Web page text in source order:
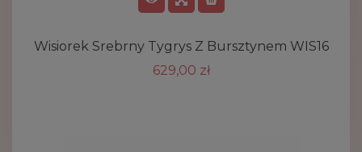
Wisiorek Srebrny Tygrys Z Bursztynem WIS16
629,00 zł